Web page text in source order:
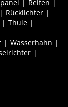
panel
Reifen
Rücklichter
Thule
Wasserhahn